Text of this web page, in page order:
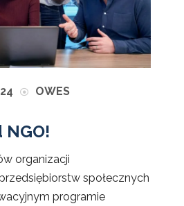
OWES
NGO!
organizacji
społecznych
programie